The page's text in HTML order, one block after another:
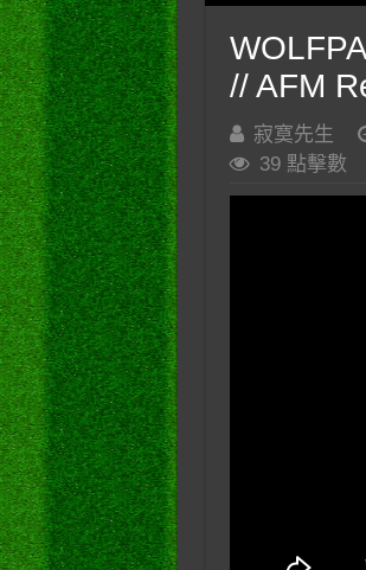
// AFM
寂寞先生
39 點擊數